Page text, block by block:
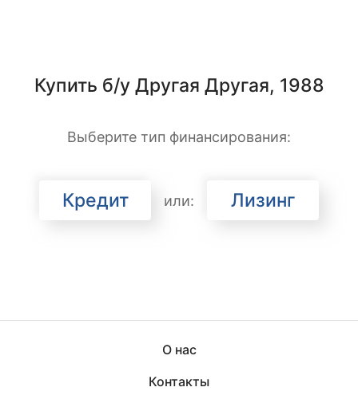
Купить б/у Другая Другая, 1988
Выберите тип финансирования:
Кредит или: Лизинг
О нас
Контакты